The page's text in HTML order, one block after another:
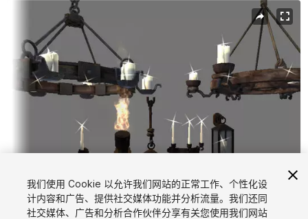
当前幻灯片：1 / 29
1 29
我们使用 Cookie 以允许我们网站的正常工作、个性化设
计内容和广告、提供社交媒体功能并分析流量。我们还同
社交媒体、广告和分析合作伙伴分享有关您使用我们网站